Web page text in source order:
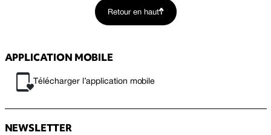
Retour en haut
APPLICATION MOBILE
Télécharger l’application mobile
NEWSLETTER